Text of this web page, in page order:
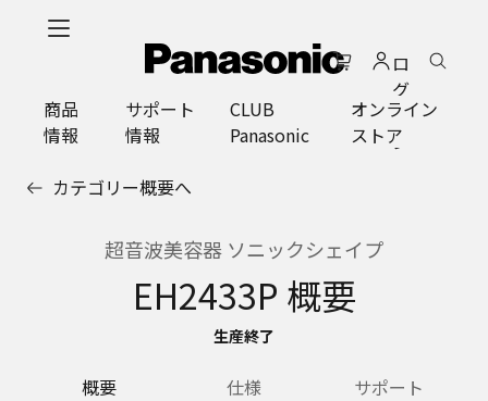
ロ
グ
イ
ン
商品
情報
サポート
情報
CLUB
Panasonic
オンライン
ストア
カテゴリー概要へ
超音波美容器 ソニックシェイプ
EH2433P 概要
生産終了
概要 仕様 サポート